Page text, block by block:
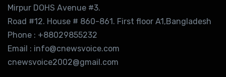
Mirpur DOHS Avenue #3.
Road #12. House # 860-861. First floor A1,Bangladesh
Phone : +88029855232
Email : info@cnewsvoice.com
cnewsvoice2002@gmail.com